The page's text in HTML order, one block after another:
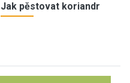
Jak pěstovat koriandr